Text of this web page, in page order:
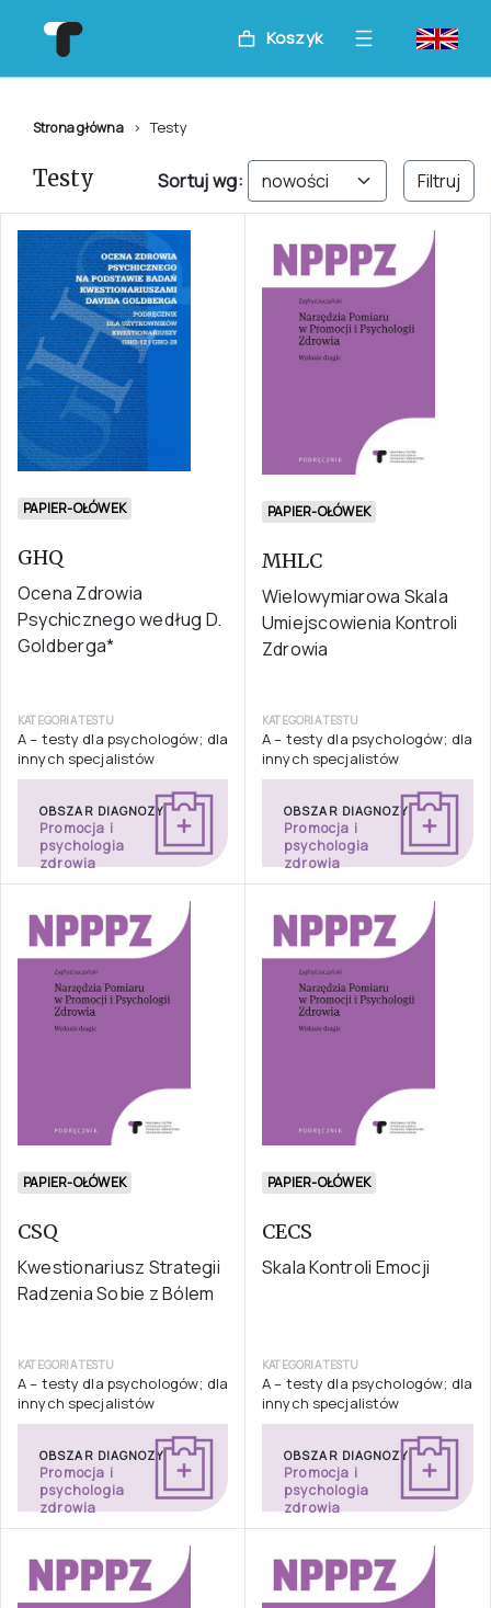
Koszyk
Strona główna Testy
Testy Sortuj wg: Filtruj
PAPIER-OŁÓWEK
GHQ
Ocena Zdrowia
Psychicznego według D.
Goldberga*
KATEGORIA TESTU
A – testy dla psychologów; dla
innych specjalistów
OBSZAR DIAGNOZY
Promocja i
psychologia
zdrowia
PAPIER-OŁÓWEK
MHLC
Wielowymiarowa Skala
Umiejscowienia Kontroli
Zdrowia
KATEGORIA TESTU
A – testy dla psychologów; dla
innych specjalistów
OBSZAR DIAGNOZY
Promocja i
psychologia
zdrowia
PAPIER-OŁÓWEK
CSQ
Kwestionariusz Strategii
Radzenia Sobie z Bólem
KATEGORIA TESTU
A – testy dla psychologów; dla
innych specjalistów
OBSZAR DIAGNOZY
Promocja i
psychologia
zdrowia
PAPIER-OŁÓWEK
CECS
Skala Kontroli Emocji
KATEGORIA TESTU
A – testy dla psychologów; dla
innych specjalistów
OBSZAR DIAGNOZY
Promocja i
psychologia
zdrowia